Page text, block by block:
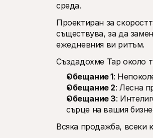
среда.
Проектиран за
съществува, за да
ежедневния ви ритъм.
Създадохме Tap около
Обещание 1:
Обещание 2: Лесна
Обещание 3:
сърце на вашия
Всяка продажба, всеки